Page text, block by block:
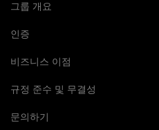
그룹 개요
인증
비즈니스 이점
규정 준수 및 무결성
문의하기